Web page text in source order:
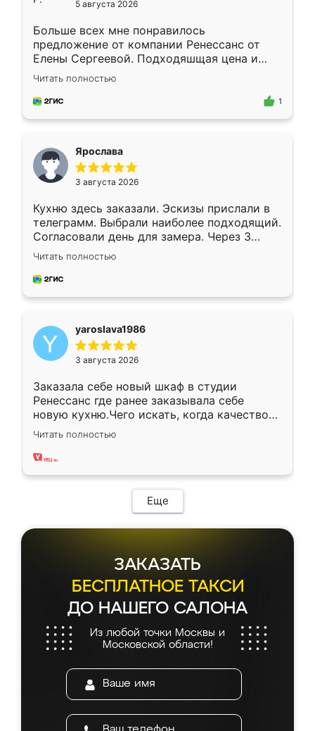
5 августа 2026
Больше всех мне понравилось
предложение от компании Ренессанс от
Елены Сергеевой. Подходяшщая цена и
короткие сроки изготовления. Приехавший
для замера сотрудник Владислав
предложил по моему эскизу самый
Читать полностью
1
Ярослава
3 августа 2026
Кухню здесь заказали. Эскизы прислали в
телеграмм. Выбрали наиболее подходящий.
Согласовали день для замера. Через 3
недели кухня была уже готова. Остались
довольны работой. Спасибо Ренессанс
мебель за качественную работу!
Читать полностью
yaroslava1986
3 августа 2026
Заказала себе новый шкаф в студии
Ренессанс где ранее заказывала себе
новую кухню.Чего искать, когда качеством
вполне довольна. Служит кухня уже почти
два года, нареканий нет.
Читать полностью
Еще
ЗАКАЗАТЬ
БЕСПЛАТНОЕ ТАКСИ
ДО НАШЕГО САЛОНА
Из любой точки Москвы и
Московской области!